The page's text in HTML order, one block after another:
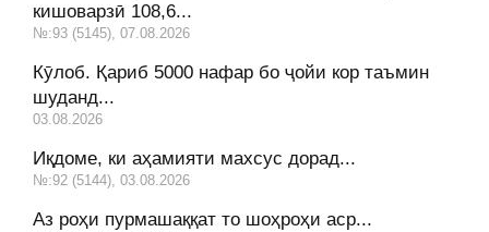
кишоварзӣ 108,6...
№:93 (5145), 07.08.2026
Кӯлоб. Қариб 5000 нафар бо ҷойи кор таъмин
шуданд...
03.08.2026
Иқдоме, ки аҳамияти махсус дорад...
№:92 (5144), 03.08.2026
Аз роҳи пурмашаққат то шоҳроҳи аср...